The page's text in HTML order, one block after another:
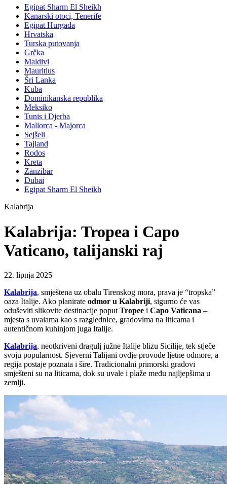
Egipat Sharm El Sheikh
Kanarski otoci, Tenerife
Egipat Hurgada
Hrvatska
Turska putovanja
Grčka
Maldivi
Mauritius
Šri Lanka
Kuba
Dominikanska republika
Meksiko
Tunis i Djerba
Mallorca - Majorca
Sejšeli
Tajland
Rodos
Kreta
Zanzibar
Dubai
Egipat Sharm El Sheikh
Kalabrija
Kalabrija: Tropea i Capo
Vaticano, talijanski raj
22. lipnja 2025
Kalabrija, smještena uz obalu Tirenskog mora, prava je “tropska”
oaza Italije. Ako planirate odmor u Kalabriji, sigurno će vas
oduševiti slikovite destinacije poput Tropee i Capo Vaticana –
mjesta s uvalama kao s razglednice, gradovima na liticama i
autentičnom kuhinjom juga Italije.
Kalabrija, neotkriveni dragulj južne Italije blizu Sicilije, tek stječe
svoju popularnost. Sjeverni Talijani ovdje provode ljetne odmore, a
regija postaje poznata i šire. Tradicionalni primorski gradovi
smješteni su na liticama, dok su uvale i plaže među najljepšima u
zemlji.